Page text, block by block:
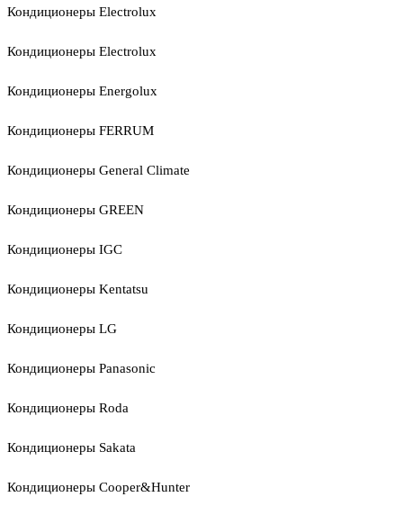
Кондиционеры Electrolux
Кондиционеры Electrolux
Кондиционеры Energolux
Кондиционеры FERRUM
Кондиционеры General Climate
Кондиционеры GREEN
Кондиционеры IGC
Кондиционеры Kentatsu
Кондиционеры LG
Кондиционеры Panasonic
Кондиционеры Roda
Кондиционеры Sakata
Кондиционеры Cooper&Hunter